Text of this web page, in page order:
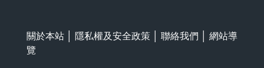
關於本站 隱私權及安全政策 聯絡我們
網站導
覽